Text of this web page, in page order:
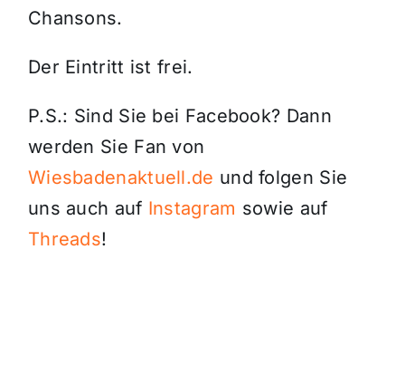
Chansons.
Der Eintritt ist frei.
P.S.: Sind Sie bei Facebook? Dann
werden Sie Fan von
Wiesbadenaktuell.de und folgen Sie
uns auch auf Instagram sowie auf
Threads!